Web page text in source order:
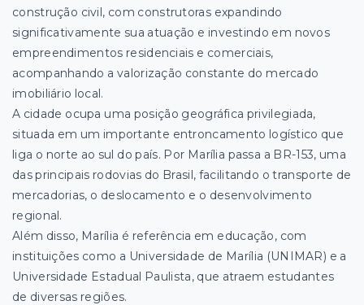
construção civil, com construtoras expandindo
significativamente sua atuação e investindo em novos
empreendimentos residenciais e comerciais,
acompanhando a valorização constante do mercado
imobiliário local.
A cidade ocupa uma posição geográfica privilegiada,
situada em um importante entroncamento logístico que
liga o norte ao sul do país. Por Marília passa a BR-153, uma
das principais rodovias do Brasil, facilitando o transporte de
mercadorias, o deslocamento e o desenvolvimento
regional.
Além disso, Marília é referência em educação, com
instituições como a Universidade de Marília (UNIMAR) e a
Universidade Estadual Paulista, que atraem estudantes
de diversas regiões.